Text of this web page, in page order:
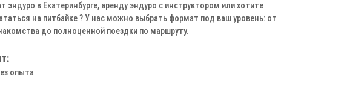
эндуро в Екатеринбурге, аренду эндуро с инструктором или хотите
на питбайке ? У нас можно выбрать формат под ваш уровень: от
до полноценной поездки по маршруту.
опыта